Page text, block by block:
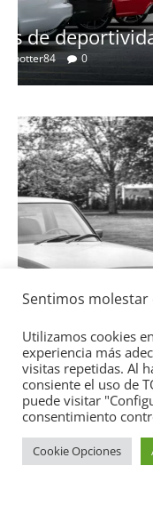
Clásicos
BMW Serie
28 de junio de 2022
Seguridad Vídeo
El Mazda
nota en las
IIHS
11 de noviembre
Copyright © 2026
Sentimos
Utilizamos cookies
experiencia más
visitas repetidas. Al
consiente el uso de
puede visitar
consentimiento
Cookie Opciones